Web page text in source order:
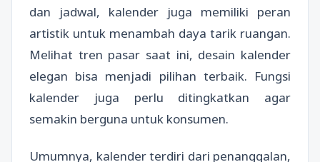
dan jadwal, kalender juga memiliki peran
artistik untuk menambah daya tarik ruangan.
Melihat tren pasar saat ini, desain kalender
elegan bisa menjadi pilihan terbaik. Fungsi
kalender juga perlu ditingkatkan agar
semakin berguna untuk konsumen.
Umumnya, kalender terdiri dari penanggalan,